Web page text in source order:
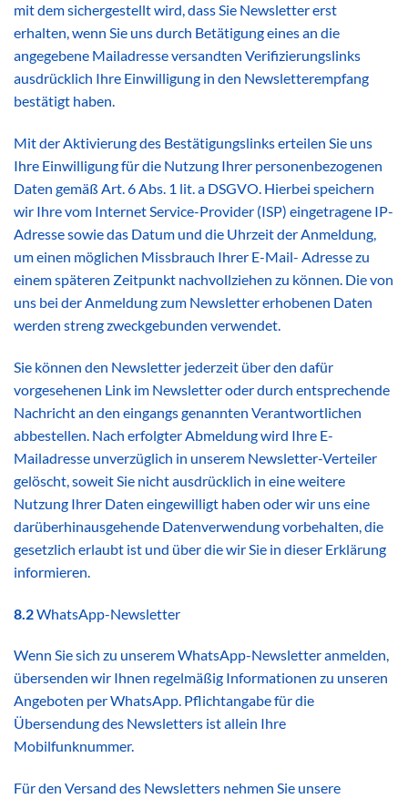
mit dem sichergestellt wird, dass Sie Newsletter erst
erhalten, wenn Sie uns durch Betätigung eines an die
angegebene Mailadresse versandten Verifizierungslinks
ausdrücklich Ihre Einwilligung in den Newsletterempfang
bestätigt haben.
Mit der Aktivierung des Bestätigungslinks erteilen Sie uns
Ihre Einwilligung für die Nutzung Ihrer personenbezogenen
Daten gemäß Art. 6 Abs. 1 lit. a DSGVO. Hierbei speichern
wir Ihre vom Internet Service-Provider (ISP) eingetragene IP-
Adresse sowie das Datum und die Uhrzeit der Anmeldung,
um einen möglichen Missbrauch Ihrer E-Mail- Adresse zu
einem späteren Zeitpunkt nachvollziehen zu können. Die von
uns bei der Anmeldung zum Newsletter erhobenen Daten
werden streng zweckgebunden verwendet.
Sie können den Newsletter jederzeit über den dafür
vorgesehenen Link im Newsletter oder durch entsprechende
Nachricht an den eingangs genannten Verantwortlichen
abbestellen. Nach erfolgter Abmeldung wird Ihre E-
Mailadresse unverzüglich in unserem Newsletter-Verteiler
gelöscht, soweit Sie nicht ausdrücklich in eine weitere
Nutzung Ihrer Daten eingewilligt haben oder wir uns eine
darüberhinausgehende Datenverwendung vorbehalten, die
gesetzlich erlaubt ist und über die wir Sie in dieser Erklärung
informieren.
8.2WhatsApp-Newsletter
Wenn Sie sich zu unserem WhatsApp-Newsletter anmelden,
übersenden wir Ihnen regelmäßig Informationen zu unseren
Angeboten per WhatsApp. Pflichtangabe für die
Übersendung des Newsletters ist allein Ihre
Mobilfunknummer.
Für den Versand des Newsletters nehmen Sie unsere